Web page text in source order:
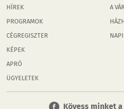
HÍREK
PROGRAMOK
CÉGREGISZTER
KÉPEK
APRÓ
ÜGYELETEK
A